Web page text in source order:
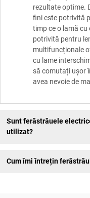
rezultate optime.
fini este potrivită
timp ce o lamă
potrivită pentru
multifuncționale
cu lame
să comutați ușor
avea nevoie de
Sunt ferăstrăuele
utilizat?
Cum îmi întrețin